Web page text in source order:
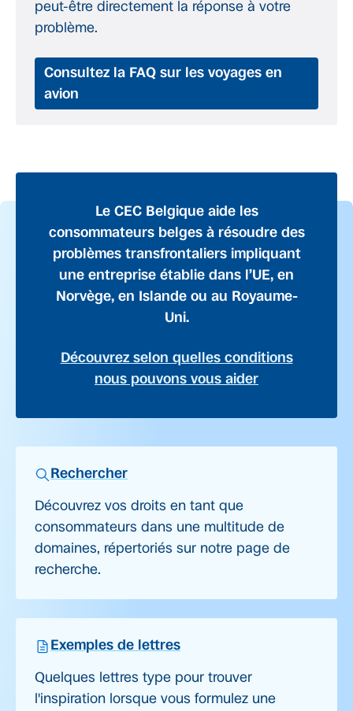
peut-être directement la réponse à votre
problème.
Consultez la FAQ sur les voyages en
avion
Le CEC Belgique aide les
consommateurs belges à résoudre des
problèmes transfrontaliers impliquant
une entreprise établie dans l’UE, en
Norvège, en Islande ou au Royaume-
Uni.
Découvrez selon quelles conditions
nous pouvons vous aider
Rechercher
Découvrez vos droits en tant que
consommateurs dans une multitude de
domaines, répertoriés sur notre page de
recherche.
Exemples de lettres
Quelques lettres type pour trouver
l'inspiration lorsque vous formulez une